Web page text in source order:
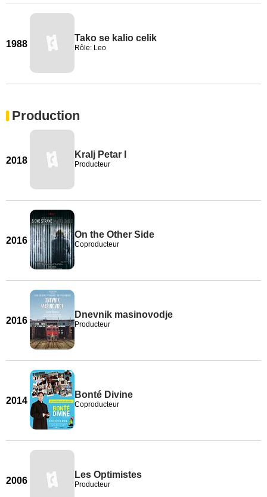
1988
Tako se kalio celik
Rôle: Leo
Production
2018
Kralj Petar I
Producteur
2016
On the Other Side
Coproducteur
2016
Dnevnik masinovodje
Producteur
2014
Bonté Divine
Coproducteur
2006
Les Optimistes
Producteur